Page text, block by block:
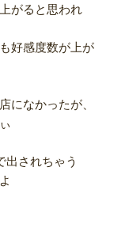
がると思われ
好感度数が上が
になかったが、
出されちゃう